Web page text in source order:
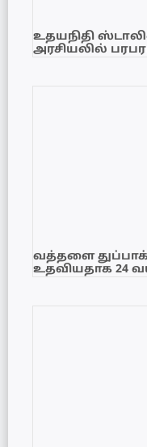
உதயநிதி
அரசியலில்
வத்தளை
உதவியதாக 24